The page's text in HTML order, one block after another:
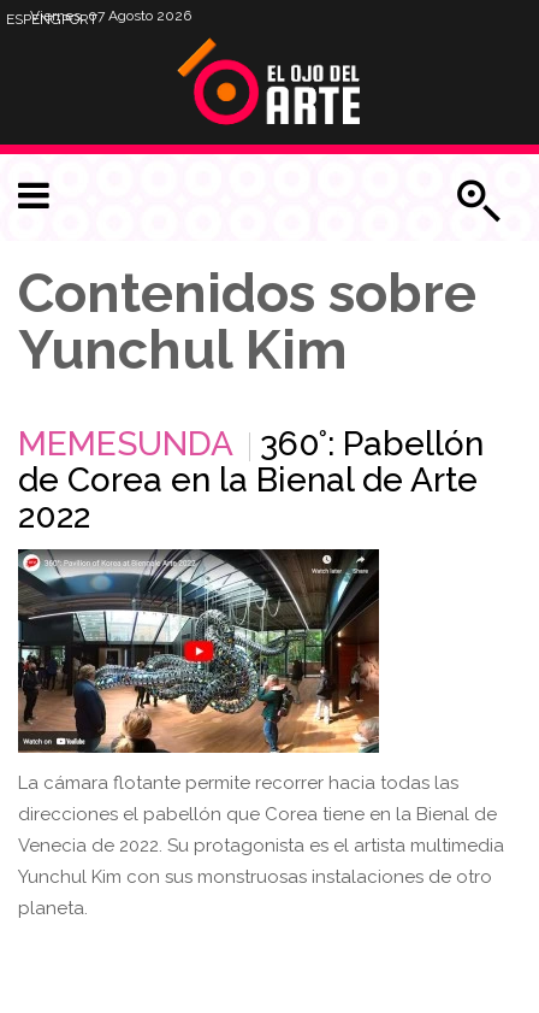
Viernes, 07 Agosto 2026
ESPENGPORT
Contenidos sobre
Yunchul Kim
MEMESUNDA
360°: Pabellón
de Corea en la Bienal de Arte
2022
La cámara flotante permite recorrer hacia todas las
direcciones el pabellón que Corea tiene en la Bienal de
Venecia de 2022. Su protagonista es el artista multimedia
Yunchul Kim con sus monstruosas instalaciones de otro
planeta.